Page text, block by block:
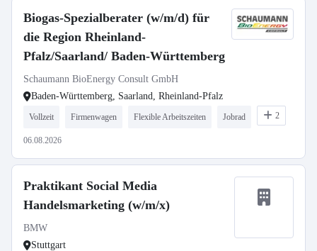
Biogas-Spezialberater (w/m/d) für
die Region Rheinland-
Pfalz/Saarland/ Baden-Württemberg
Schaumann BioEnergy Consult GmbH
Baden-Württemberg, Saarland, Rheinland-Pfalz
Vollzeit Firmenwagen Flexible Arbeitszeiten Jobrad 2
06.08.2026
Praktikant Social Media
Handelsmarketing (w/m/x)
BMW
Stuttgart